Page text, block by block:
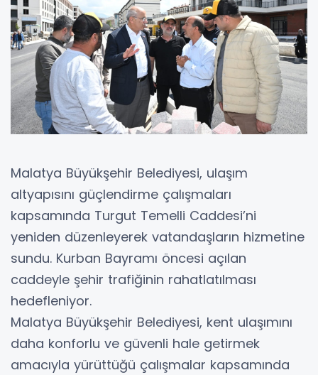
Malatya Büyükşehir Belediyesi, ulaşım
altyapısını güçlendirme çalışmaları
kapsamında Turgut Temelli Caddesi’ni
yeniden düzenleyerek vatandaşların hizmetine
sundu. Kurban Bayramı öncesi açılan
caddeyle şehir trafiğinin rahatlatılması
hedefleniyor.
Malatya Büyükşehir Belediyesi, kent ulaşımını
daha konforlu ve güvenli hale getirmek
amacıyla yürüttüğü çalışmalar kapsamında